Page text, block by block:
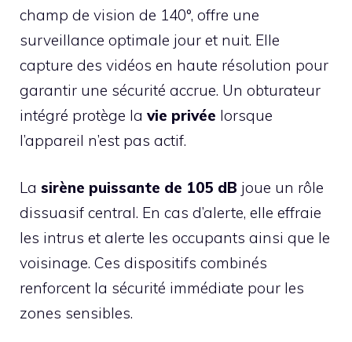
champ de vision de 140°, offre une
surveillance optimale jour et nuit. Elle
capture des vidéos en haute résolution pour
garantir une sécurité accrue. Un obturateur
intégré protège la vie privée lorsque
l’appareil n’est pas actif.
La sirène puissante de 105 dB joue un rôle
dissuasif central. En cas d’alerte, elle effraie
les intrus et alerte les occupants ainsi que le
voisinage. Ces dispositifs combinés
renforcent la sécurité immédiate pour les
zones sensibles.